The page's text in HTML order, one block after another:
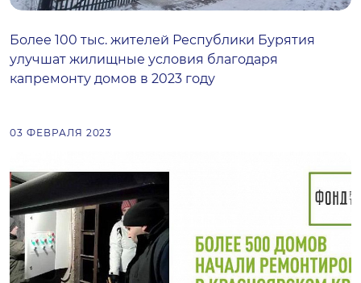
Более 100 тыс. жителей Республики Бурятия
улучшат жилищные условия благодаря
капремонту домов в 2023 году
03 ФЕВРАЛЯ 2023